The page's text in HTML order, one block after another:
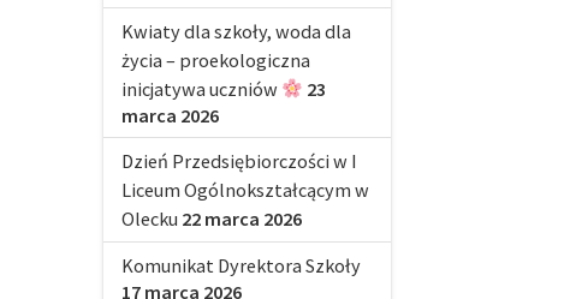
Kwiaty dla szkoły, woda dla
życia – proekologiczna
inicjatywa uczniów
23
marca 2026
Dzień Przedsiębiorczości w I
Liceum Ogólnokształcącym w
Olecku 22 marca 2026
Komunikat Dyrektora Szkoły
17 marca 2026